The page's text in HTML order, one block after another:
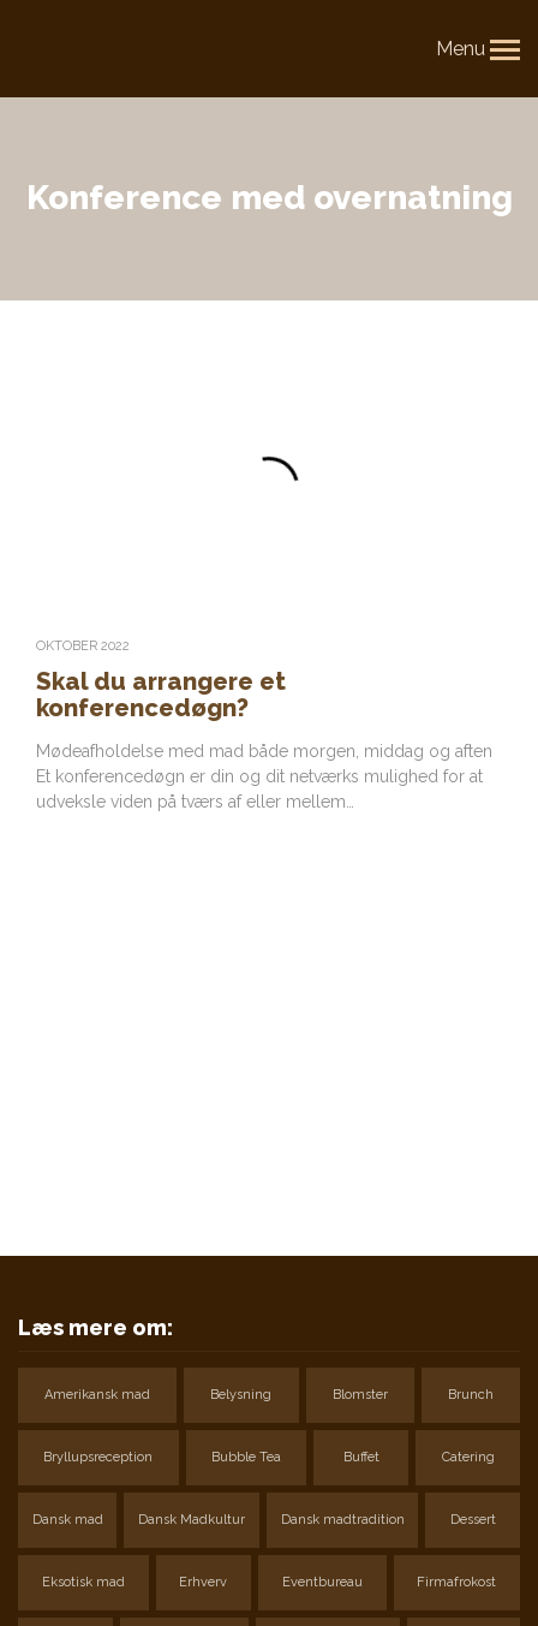
Menu
Konference med overnatning
OKTOBER 2022
Skal du arrangere et
konferencedøgn?
Mødeafholdelse med mad både morgen, middag og aften
Et konferencedøgn er din og dit netværks mulighed for at
udveksle viden på tværs af eller mellem…
Læs mere om:
Amerikansk mad Belysning Blomster Brunch
Bryllupsreception Bubble Tea Buffet Catering
Dansk mad Dansk Madkultur Dansk madtradition Dessert
Eksotisk mad Erhverv Eventbureau Firmafrokost